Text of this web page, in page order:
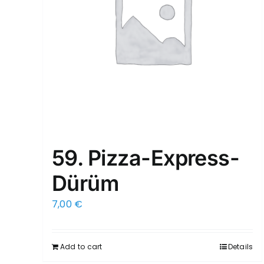
59. Pizza-Express-
Dürüm
7,00 €
Add to cart Details